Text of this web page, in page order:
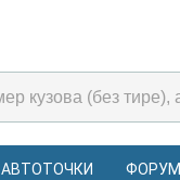
АВТОТОЧКИ ФОРУМ